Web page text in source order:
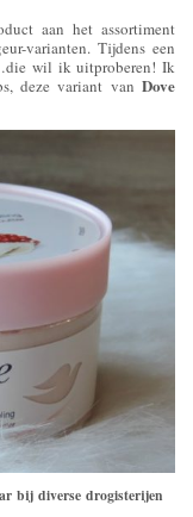
aan het assortiment
varianten. Tijdens een
wil ik uitproberen! Ik
deze variant van Dove
bij diverse drogisterijen